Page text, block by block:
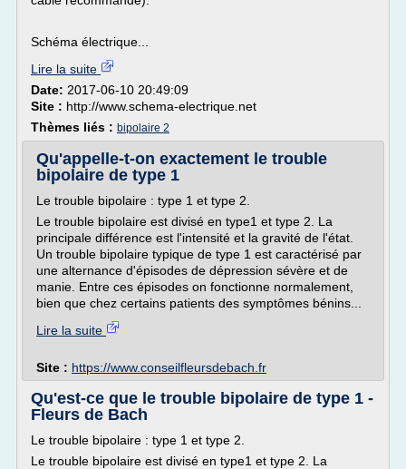
Schéma électrique...
Lire la suite
Date: 2017-06-10 20:49:09
Site : http://www.schema-electrique.net
Thèmes liés : bipolaire 2
Qu'appelle-t-on exactement le trouble
bipolaire de type 1
Le trouble bipolaire : type 1 et type 2.
Le trouble bipolaire est divisé en type1 et type 2. La
principale différence est l'intensité et la gravité de l'état.
Un trouble bipolaire typique de type 1 est caractérisé par
une alternance d'épisodes de dépression sévère et de
manie. Entre ces épisodes on fonctionne normalement,
bien que chez certains patients des symptômes bénins...
Lire la suite
Site : https://www.conseilfleursdebach.fr
Qu'est-ce que le trouble bipolaire de type 1 -
Fleurs de Bach
Le trouble bipolaire : type 1 et type 2.
Le trouble bipolaire est divisé en type1 et type 2. La